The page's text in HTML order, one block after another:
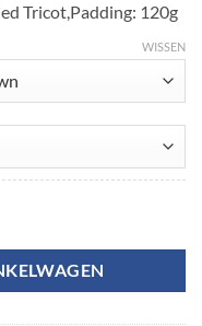
Tricot,Padding: 120g
WISSEN